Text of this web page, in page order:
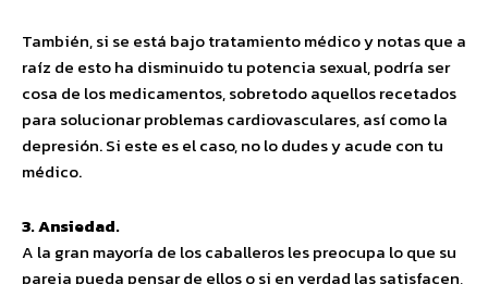
También, si se está bajo tratamiento médico y notas que a
raíz de esto ha disminuido tu potencia sexual, podría ser
cosa de los medicamentos, sobretodo aquellos recetados
para solucionar problemas cardiovasculares, así como la
depresión. Si este es el caso, no lo dudes y acude con tu
médico.
3. Ansiedad.
A la gran mayoría de los caballeros les preocupa lo que su
pareja pueda pensar de ellos o si en verdad las satisfacen,